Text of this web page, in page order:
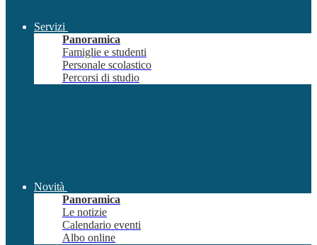
Servizi
Panoramica
Famiglie e studenti
Personale scolastico
Percorsi di studio
Novità
Panoramica
Le notizie
Calendario eventi
Albo online